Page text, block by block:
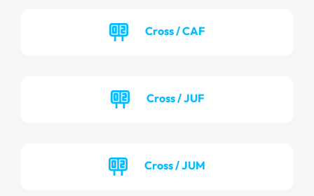
Cross / CAF
Cross / JUF
Cross / JUM